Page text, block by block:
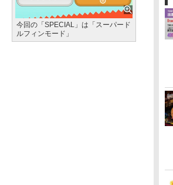
今回の「SPECIAL」は「スーパード
ルフィンモード」